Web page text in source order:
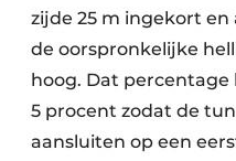
zijde 25 m ingekort
de oorspronkelijke
hoog. Dat
5 procent zodat de
aansluiten op een